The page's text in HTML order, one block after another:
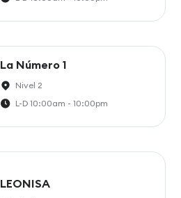
La Número 1
Nivel 2
L-D 10:00am - 10:00pm
LEONISA